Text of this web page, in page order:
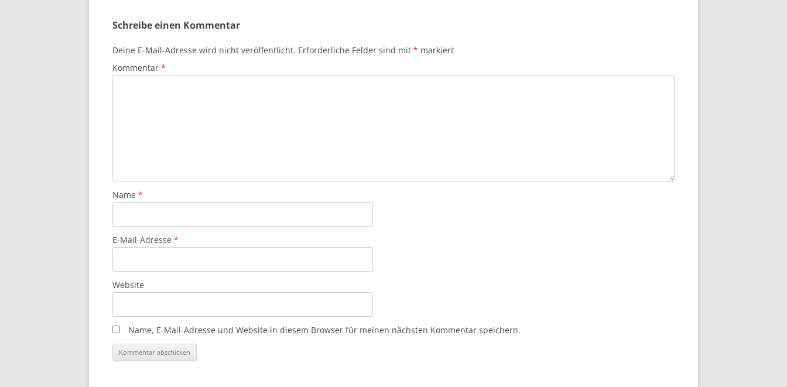
Schreibe einen Kommentar
Deine E-Mail-Adresse wird nicht veröffentlicht. Erforderliche Felder sind mit * markiert
Kommentar *
Name *
E-Mail-Adresse *
Website
Name, E-Mail-Adresse und Website in diesem Browser für meinen nächsten Kommentar speichern.